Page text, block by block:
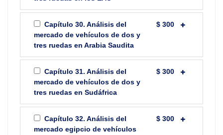
Capítulo 30. Análisis del
mercado de vehículos de dos y
tres ruedas en Arabia Saudita
$ 300
Capítulo 31. Análisis del
mercado de vehículos de dos y
tres ruedas en Sudáfrica
$ 300
Capítulo 32. Análisis del
mercado egipcio de vehículos
$ 300